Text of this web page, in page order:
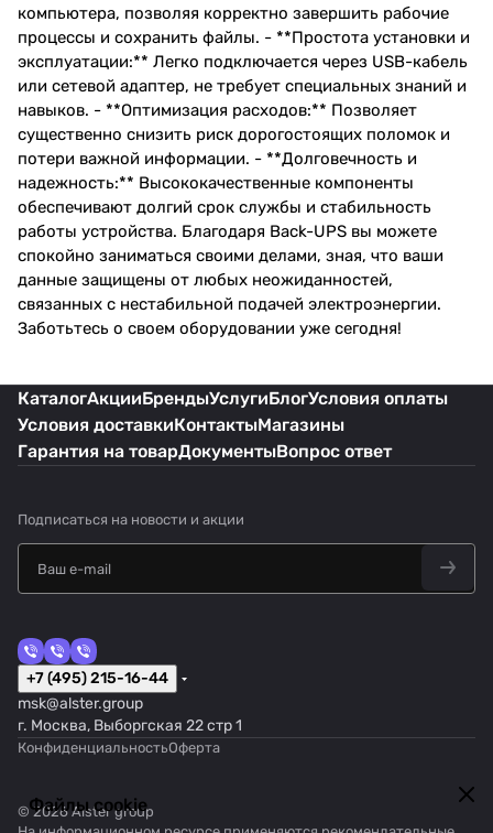
компьютера, позволяя корректно завершить рабочие
процессы и сохранить файлы. - **Простота установки и
эксплуатации:** Легко подключается через USB-кабель
или сетевой адаптер, не требует специальных знаний и
навыков. - **Оптимизация расходов:** Позволяет
существенно снизить риск дорогостоящих поломок и
потери важной информации. - **Долговечность и
надежность:** Высококачественные компоненты
обеспечивают долгий срок службы и стабильность
работы устройства. Благодаря Back-UPS вы можете
спокойно заниматься своими делами, зная, что ваши
данные защищены от любых неожиданностей,
связанных с нестабильной подачей электроэнергии.
Заботьтесь о своем оборудовании уже сегодня!
Файлы cookie
КаталогАкцииБрендыУслугиБлогУсловия оплаты
Условия доставкиКонтактыМагазины
Гарантия на товарДокументыВопрос ответ
Подписаться на новости и акции
+7 (495) 215-16-44
msk@alster.group
г. Москва, Выборгская 22 стр 1
КонфиденциальностьОферта
© 2026 Alster group